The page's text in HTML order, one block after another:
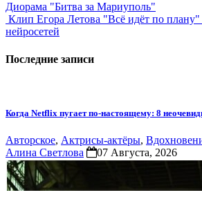
Диорама "Битва за Мариуполь"
Клип Егора Летова "Всё идёт по
нейросетей
Последние записи
Когда Netflix пугает по-настоящему: 8
Авторское, Актрисы-актёры,
Алина Светлова
07 Августа, 2026